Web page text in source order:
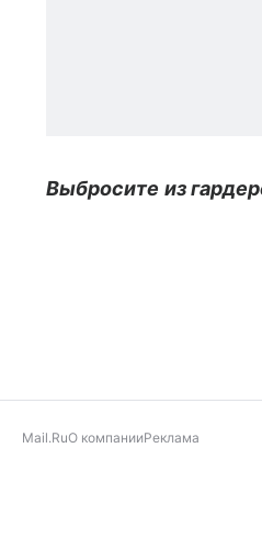
Выбросите из
Mail.RuО компанииРеклама